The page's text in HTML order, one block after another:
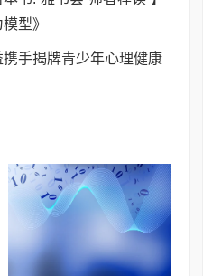
型》
携手揭牌青少年心理健康